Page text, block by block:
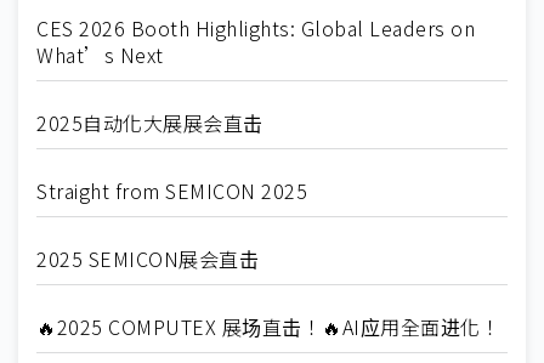
CES 2026 Booth Highlights: Global Leaders on
What’s Next
2025自动化大展展会直击
Straight from SEMICON 2025
2025 SEMICON展会直击
🔥2025 COMPUTEX 展场直击！🔥AI应用全面进化！